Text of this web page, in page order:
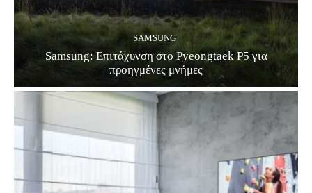
SAMSUNG
Samsung: Επιτάχυνση στο Pyeongtaek P5 για
προηγμένες μνήμες